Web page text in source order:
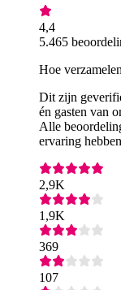
4,4
5.465
Hoe
Dit zijn
én gasten van
Alle
ervaring
2,9K
1,9K
369
107